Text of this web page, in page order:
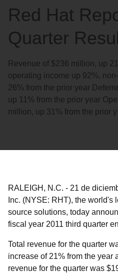
Red Hat
Quarter
Revenue of $236 million, up
operating income up 92%,
26% from the prior year
up 11% from the prior year
million, up 31% from the prior y
RALEIGH, N.C. - 21 de
Inc. (NYSE: RHT), the world's
source solutions, today
fiscal year 2011 third quarter
Total revenue for the quarter
increase of 21% from the year
revenue for the quarter was